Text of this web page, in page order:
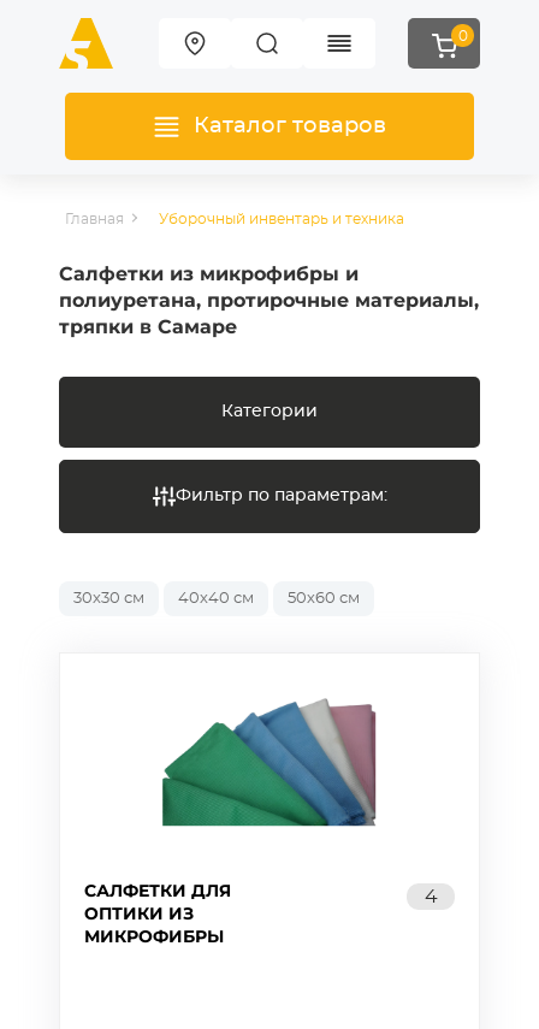
0
Каталог товаров
Главная Уборочный инвентарь и техника
Салфетки из микрофибры и
полиуретана, протирочные материалы,
тряпки в Самаре
Категории
Фильтр по параметрам:
30х30 см 40х40 см 50х60 см
САЛФЕТКИ ДЛЯ
ОПТИКИ ИЗ
МИКРОФИБРЫ
4